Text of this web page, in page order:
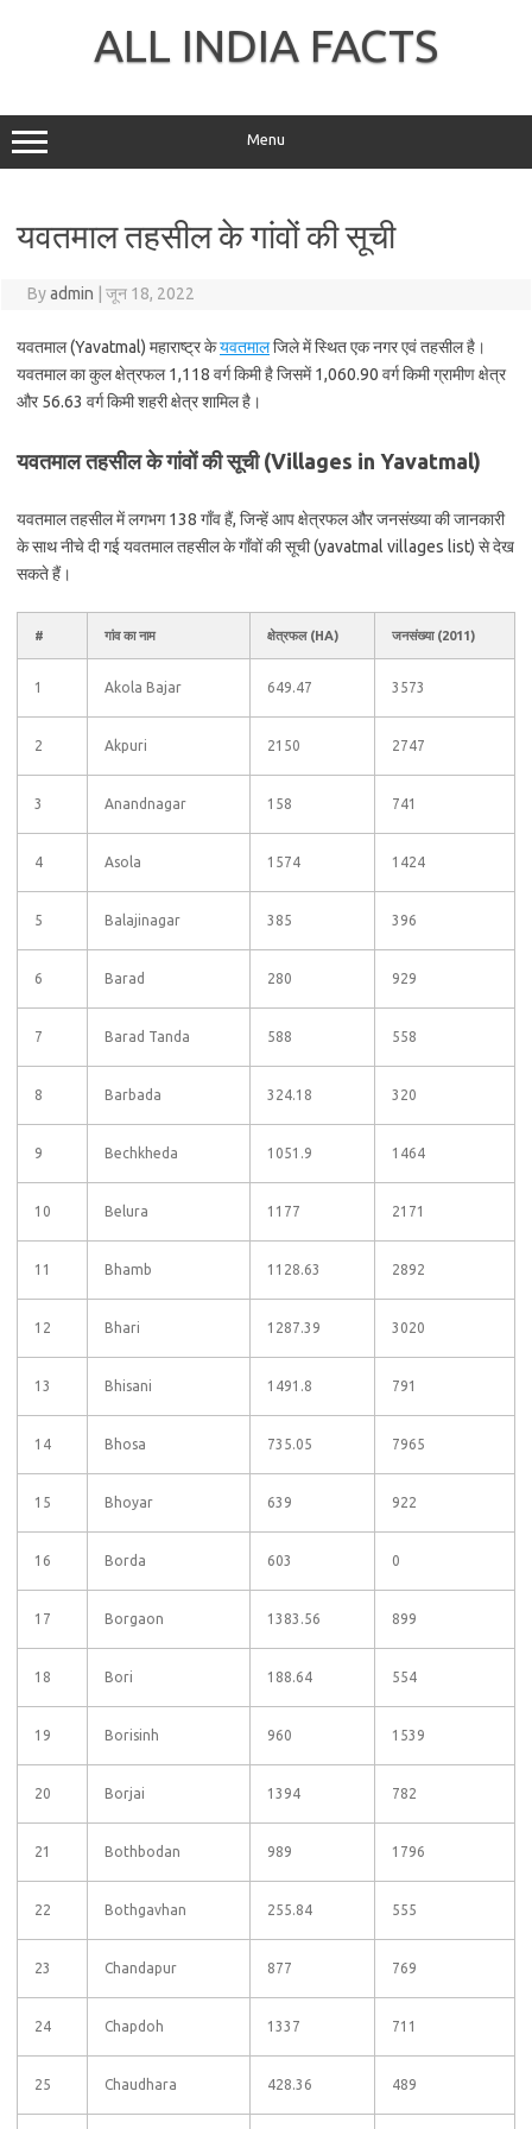
ALL INDIA FACTS
Menu
यवतमाल तहसील के गांवों की सूची
Byadmin जून 18, 2022
यवतमाल (Yavatmal) महाराष्ट्र केयवतमालजिले में स्थित एक नगर एवं तहसील है।
यवतमाल का कुल क्षेत्रफल 1,118 वर्ग किमी है जिसमें 1,060.90 वर्ग किमी ग्रामीण क्षेत्र
और 56.63 वर्ग किमी शहरी क्षेत्र शामिल है।
यवतमाल तहसील के गांवों की सूची (Villages in Yavatmal)
यवतमाल तहसील में लगभग 138 गाँव हैं, जिन्हें आप क्षेत्रफल और जनसंख्या की जानकारी
के साथ नीचे दी गई यवतमाल तहसील के गाँवों की सूची (yavatmal villages list) से देख
सकते हैं।
# गांव का नाम क्षेत्रफल (HA) जनसंख्या (2011)
1 Akola Bajar 649.47 3573
2 Akpuri 2150 2747
3 Anandnagar 158 741
4 Asola 1574 1424
5 Balajinagar 385 396
6 Barad 280 929
7 Barad Tanda 588 558
8 Barbada 324.18 320
9 Bechkheda 1051.9 1464
10 Belura 1177 2171
11 Bhamb 1128.63 2892
12 Bhari 1287.39 3020
13 Bhisani 1491.8 791
14 Bhosa 735.05 7965
15 Bhoyar 639 922
16 Borda 603 0
17 Borgaon 1383.56 899
18 Bori 188.64 554
19 Borisinh 960 1539
20 Borjai 1394 782
21 Bothbodan 989 1796
22 Bothgavhan 255.84 555
23 Chandapur 877 769
24 Chapdoh 1337 711
25 Chaudhara 428.36 489